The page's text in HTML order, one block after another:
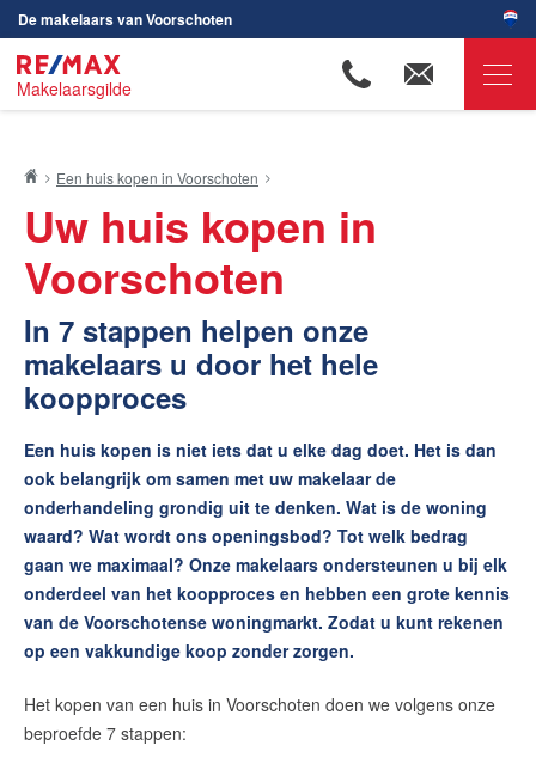
De makelaars van Voorschoten
Makelaarsgilde
Ons aanbod
Onze makelaars
Wijken in Voorschoten
Huis verkopen
Huis kopen
Uw huis kopen in 7 stappen
Hypotheekadvies
De waarde van uw woning
Huis verhuren
Huis huren
Onze diensten
Een huis kopen in Voorschoten
Uw huis kopen in
Voorschoten
In 7 stappen helpen onze
makelaars u door het hele
koopproces
Een huis kopen is niet iets dat u elke dag doet. Het is dan
ook belangrijk om samen met uw makelaar de
onderhandeling grondig uit te denken. Wat is de woning
waard? Wat wordt ons openingsbod? Tot welk bedrag
gaan we maximaal? Onze makelaars ondersteunen u bij elk
onderdeel van het koopproces en hebben een grote kennis
van de Voorschotense woningmarkt. Zodat u kunt rekenen
op een vakkundige koop zonder zorgen.
Het kopen van een huis in Voorschoten doen we volgens onze
beproefde 7 stappen: